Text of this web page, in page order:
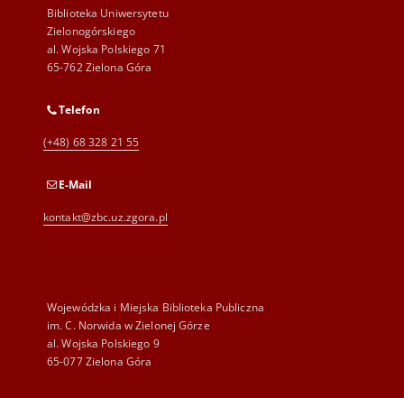
Biblioteka Uniwersytetu
Zielonogórskiego
al. Wojska Polskiego 71
65-762 Zielona Góra
Telefon
(+48) 68 328 21 55
E-Mail
kontakt@zbc.uz.zgora.pl
Wojewódzka i Miejska Biblioteka Publiczna
im. C. Norwida w Zielonej Górze
al. Wojska Polskiego 9
65-077 Zielona Góra